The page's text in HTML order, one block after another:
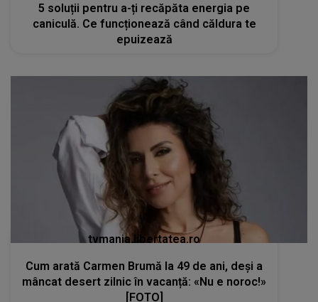
5 soluții pentru a-ți recăpăta energia pe
caniculă. Ce funcționează când căldura te
epuizează
tvmania.libertatea.ro
Cum arată Carmen Brumă la 49 de ani, deși a
mâncat desert zilnic în vacanță: «Nu e noroc!»
[FOTO]